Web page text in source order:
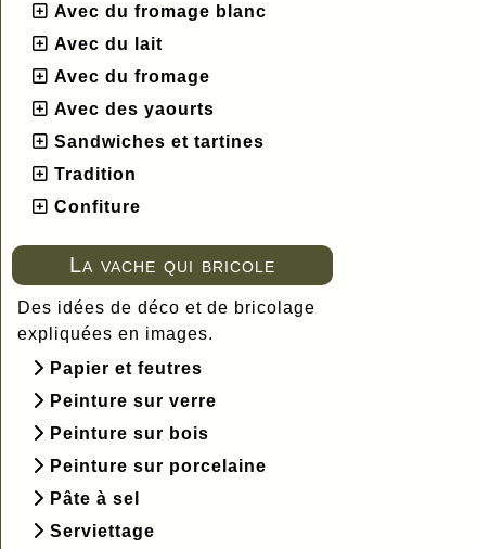
Avec du fromage blanc
Avec du lait
Avec du fromage
Avec des yaourts
Sandwiches et tartines
Tradition
Confiture
La vache qui bricole
Des idées de déco et de bricolage
expliquées en images.
Papier et feutres
Peinture sur verre
Peinture sur bois
Peinture sur porcelaine
Pâte à sel
Serviettage